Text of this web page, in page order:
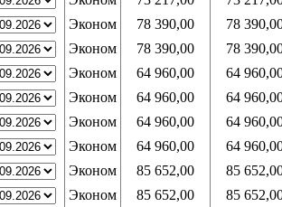
Эконом 78 390,00
78
Эконом 78 390,00
78
Эконом 64 960,00
64
Эконом 64 960,00
64
Эконом 64 960,00
64
Эконом 64 960,00
64
Эконом 85 652,00
85
Эконом 85 652,00
85